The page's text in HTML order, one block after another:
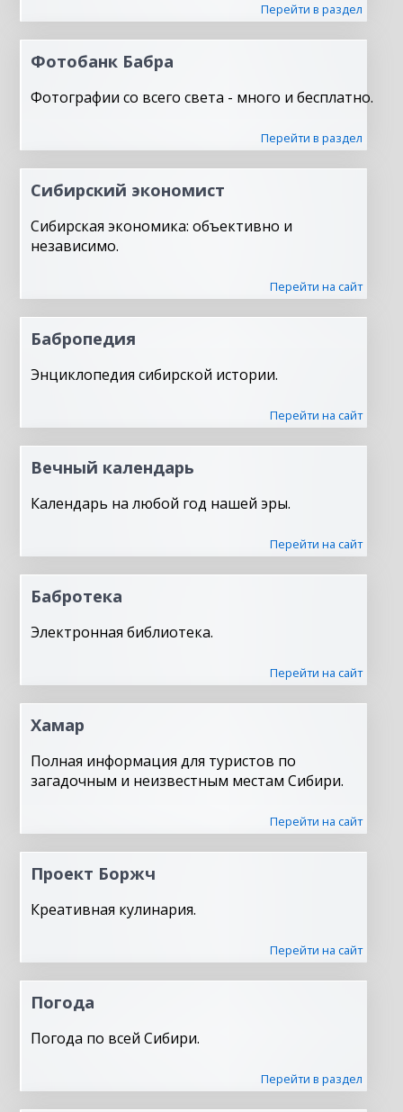
Перейти в раздел
Фотобанк Бабра
Фотографии со всего света - много и бесплатно.
Перейти в раздел
Сибирский экономист
Сибирская экономика: объективно и
независимо.
Перейти на сайт
Бабропедия
Энциклопедия сибирской истории.
Перейти на сайт
Вечный календарь
Календарь на любой год нашей эры.
Перейти на сайт
Бабротека
Электронная библиотека.
Перейти на сайт
Хамар
Полная информация для туристов по
загадочным и неизвестным местам Сибири.
Перейти на сайт
Проект Боржч
Креативная кулинария.
Перейти на сайт
Погода
Погода по всей Сибири.
Перейти в раздел